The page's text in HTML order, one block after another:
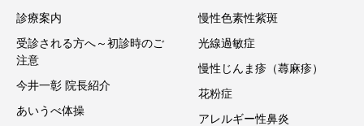
診療案内
受診される方へ～初診時のご
注意
今井一彰 院長紹介
あいうべ体操
慢性色素性紫斑
光線過敏症
慢性じんま疹（蕁麻疹）
花粉症
アレルギー性鼻炎